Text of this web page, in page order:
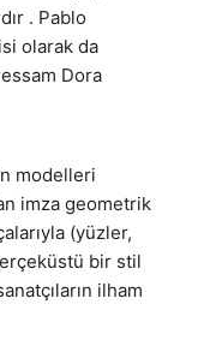
. Pablo
olarak da
Dora
modelleri
imza geometrik
(yüzler,
bir stil
ilham